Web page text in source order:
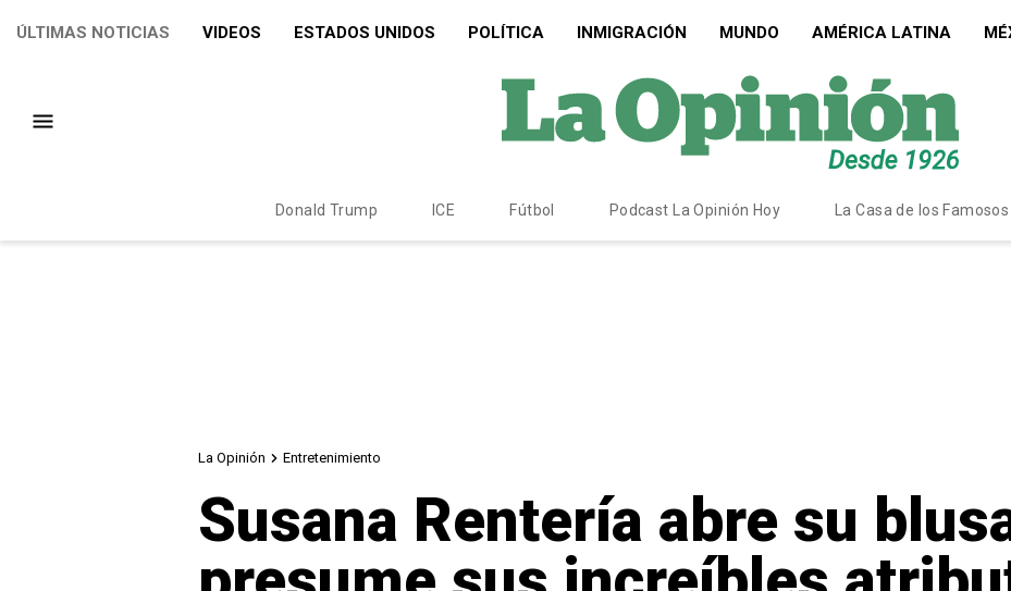
ÚLTIMAS NOTICIAS VIDEOS ESTADOS UNIDOS POLÍTICA INMIGRACIÓN MUNDO AMÉRICA LATINA
Donald Trump ICE Fútbol Podcast La Opinión Hoy La Casa de los
La Opinión Entretenimiento
Susana Rentería abre su